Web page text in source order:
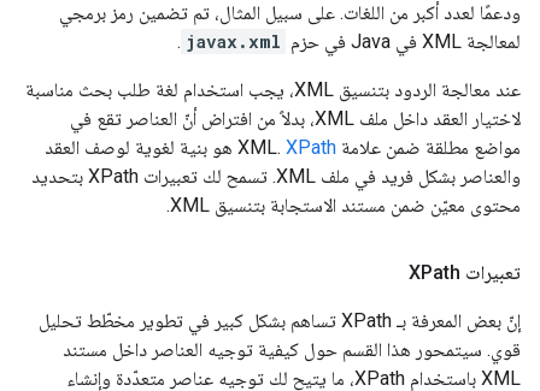
ودعمًا لعدد أكبر من اللغات. على سبيل المثال، تم تضمين رمز برمجي
لمعالجة XML في Java في حزم
javax.xml
.
عند معالجة الردود بتنسيق XML، يجب استخدام لغة طلب بحث مناسبة
لاختيار العقد داخل ملف XML، بدلاً من افتراض أنّ العناصر تقع في
مواضع مطلقة ضمن علامة XML. XPath
هو بنية لغوية لوصف العقد
والعناصر بشكل فريد في ملف XML. تسمح لك تعبيرات XPath بتحديد
محتوى معيّن ضمن مستند الاستجابة بتنسيق XML.
تعبيرات XPath
إنّ بعض المعرفة بـ XPath تساهم بشكل كبير في تطوير مخطّط تحليل
قوي. سيتمحور هذا القسم حول كيفية توجيه العناصر داخل مستند
XML باستخدام XPath، ما يتيح لك توجيه عناصر متعدّدة وإنشاء